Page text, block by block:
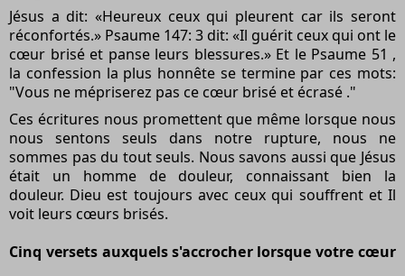
Jésus a dit: «Heureux ceux qui pleurent car ils seront
réconfortés.» Psaume 147: 3 dit: «Il guérit ceux qui ont le
cœur brisé et panse leurs blessures.» Et le Psaume 51 ,
la confession la plus honnête se termine par ces mots:
"Vous ne mépriserez pas ce cœur brisé et écrasé ."
Ces écritures nous promettent que même lorsque nous
nous sentons seuls dans notre rupture, nous ne
sommes pas du tout seuls. Nous savons aussi que Jésus
était un homme de douleur, connaissant bien la
douleur. Dieu est toujours avec ceux qui souffrent et Il
voit leurs cœurs brisés.
Cinq versets auxquels s'accrocher lorsque votre cœur